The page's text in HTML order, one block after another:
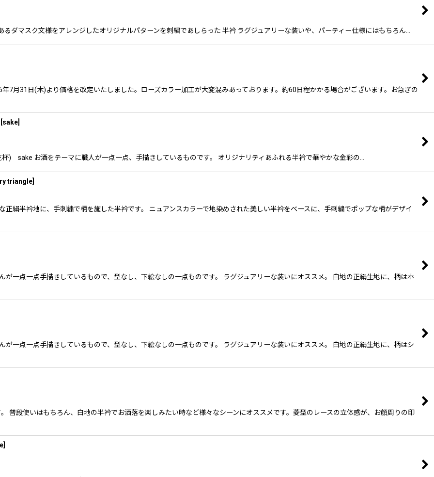
マスク文様をアレンジしたオリジナルパターンを刺繍であしらった 半衿 ラグジュアリーな装いや、パーティー仕様にはもちろん…
7月31日(木)より価格を改定いたしました。ローズカラー加工が大変混みあっております。約60日程かかる場合がございます。お急ぎの
sake
sake お酒をテーマに職人が一点一点、手描きしているものです。 オリジナリティあふれる半衿で華やかな金彩の…
triangle
半衿地に、手刺繍で柄を施した半衿です。 ニュアンスカラーで地染めされた美しい半衿をベースに、手刺繍でポップな柄がデザイ
点一点手描きしているもので、型なし、下絵なしの一点ものです。 ラグジュアリーな装いにオススメ。 白地の正絹生地に、柄はホ
点一点手描きしているもので、型なし、下絵なしの一点ものです。 ラグジュアリーな装いにオススメ。 白地の正絹生地に、柄はシ
普段使いはもちろん、白地の半衿でお洒落を楽しみたい時など様々なシーンにオススメです。菱型のレースの立体感が、お顔周りの印